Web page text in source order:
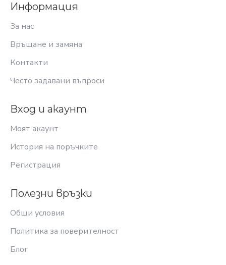
Информация
За нас
Връщане и замяна
Контакти
Често задавани въпроси
Вход и акаунт
Моят акаунт
История на поръчките
Регистрация
Полезни връзки
Общи условия
Политика за поверителност
Блог